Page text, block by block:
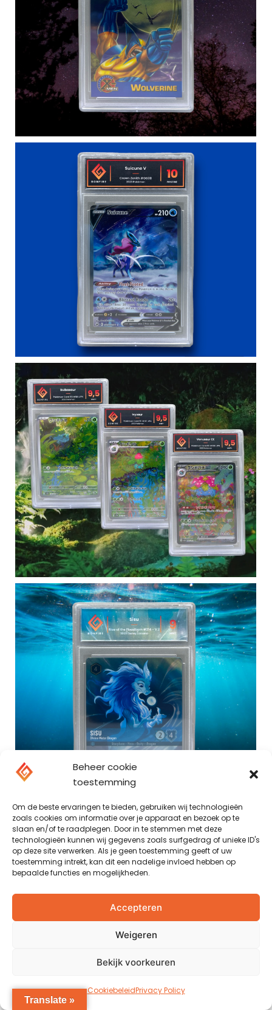
Beheer cookie
toestemming
Om de beste ervaringen te bieden, gebruiken wij technologieën
zoals cookies om informatie over je apparaat en bezoek op te
slaan en/of te raadplegen. Door in te stemmen met deze
technologieën kunnen wij gegevens zoals surfgedrag of unieke ID's
op deze site verwerken. Als je geen toestemming geeft of uw
toestemming intrekt, kan dit een nadelige invloed hebben op
bepaalde functies en mogelijkheden.
Accepteren
Weigeren
Bekijk voorkeuren
CookiebeleidPrivacy Policy
Translate »